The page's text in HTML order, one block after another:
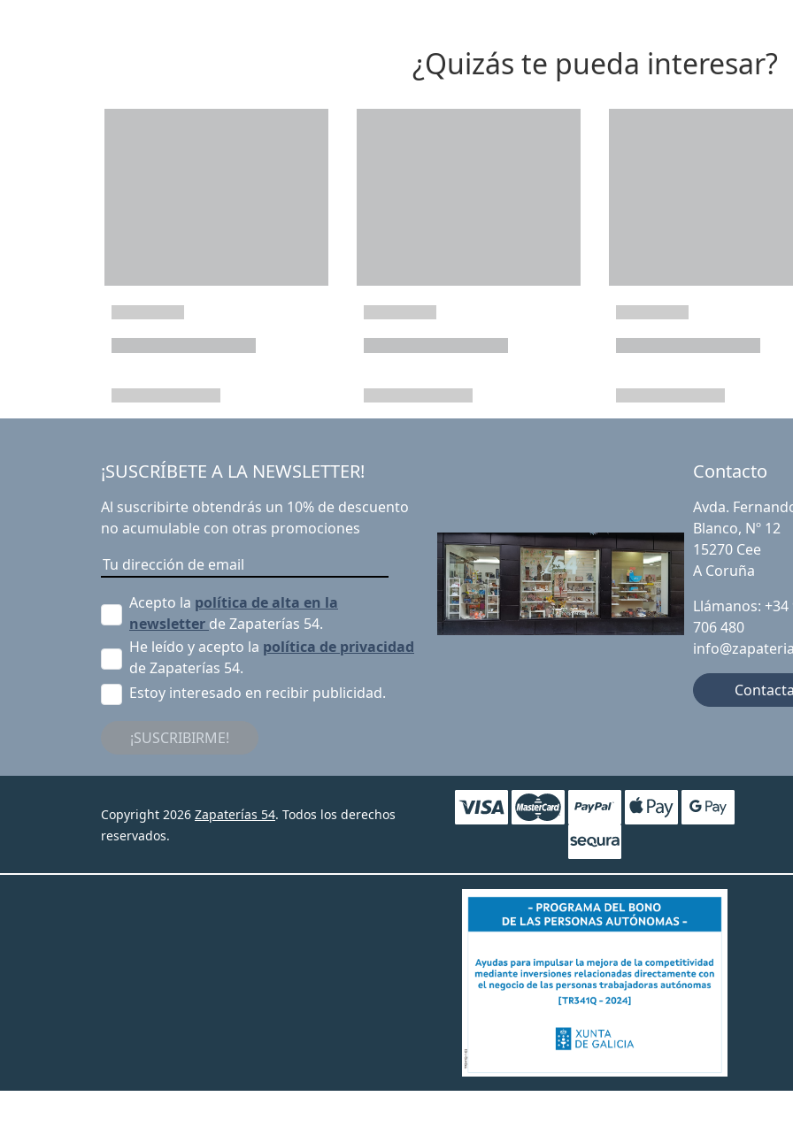
¿Quizás te pueda interesar?
¡SUSCRÍBETE A LA NEWSLETTER!
Al suscribirte obtendrás un 10% de descuento
no acumulable con otras promociones
Acepto la política de alta en la
newsletter de Zapaterías 54.
He leído y acepto la política de privacidad
de Zapaterías 54.
Estoy interesado en recibir publicidad.
¡SUSCRIBIRME!
Contacto
Avda.
Blanco, Nº 12
15270 Cee
A Coruña
Llámanos: +34
706 480
Copyright 2026 Zapaterías 54. Todos los derechos
reservados.